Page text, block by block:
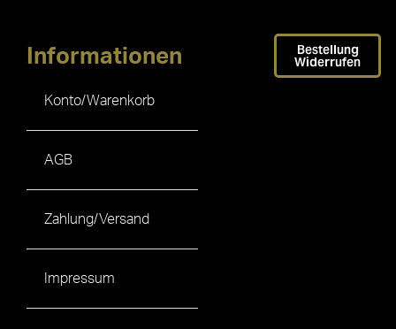
Informationen
Konto/Warenkorb
AGB
Zahlung/Versand
Impressum
Bestellung
Widerrufen